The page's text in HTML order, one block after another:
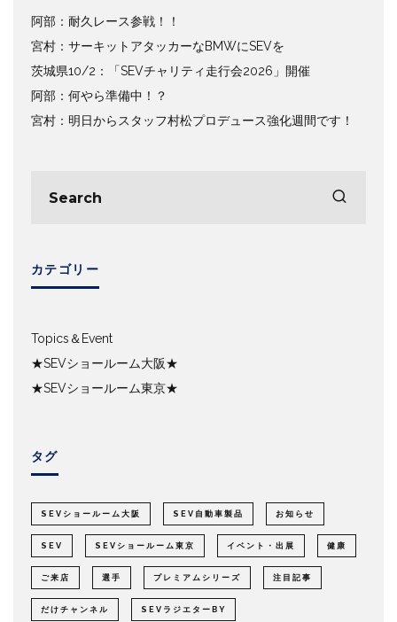
阿部：耐久レース参戦！！
宮村：サーキットアタッカーなBMWにSEVを
茨城県10/2：「SEVチャリティ走行会2026」開催
阿部：何やら準備中！？
宮村：明日からスタッフ村松プロデュース強化週間です！
カテゴリー
Topics＆Event
★SEVショールーム大阪★
★SEVショールーム東京★
タグ
SEVショールーム大阪 SEV自動車製品 お知らせ
SEV SEVショールーム東京 イベント・出展 健康
ご来店 選手 プレミアムシリーズ 注目記事
だけチャンネル SEVラジエターBY